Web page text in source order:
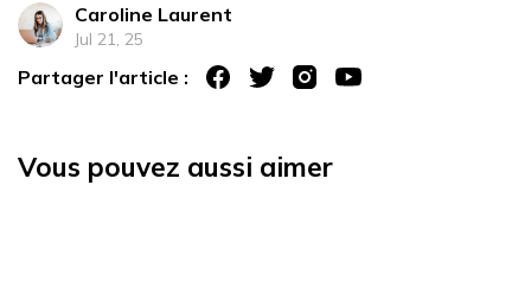
Caroline Laurent
Jul 21, 25
Partager l'article :
Vous pouvez aussi aimer